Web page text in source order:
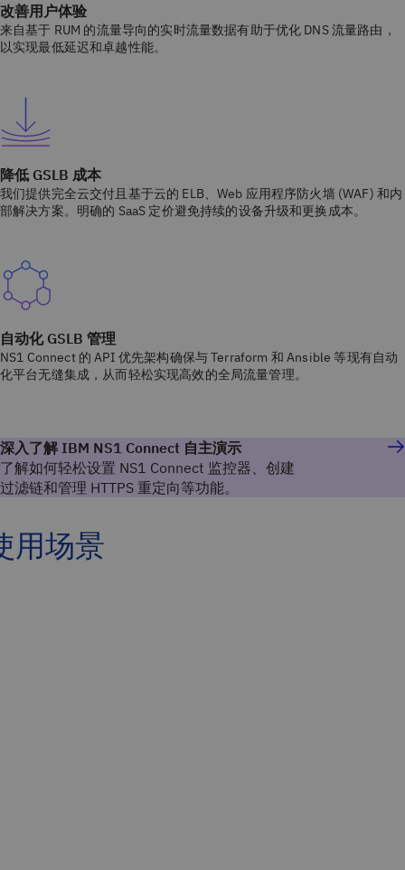
改善用户体验
来自基于 RUM 的流量导向的实时流量数据有助于优化 DNS 流量路由，
以实现最低延迟和卓越性能。
降低 GSLB 成本
我们提供完全云交付且基于云的 ELB、Web 应用程序防火墙 (WAF) 和内
部解决方案。明确的 SaaS 定价避免持续的设备升级和更换成本。
自动化 GSLB 管理
NS1 Connect 的 API 优先架构确保与 Terraform 和 Ansible 等现有自动
化平台无缝集成，从而轻松实现高效的全局流量管理。
深入了解 IBM NS1 Connect 自主演示
了解如何轻松设置 NS1 Connect 监控器、创建
过滤链和管理 HTTPS 重定向等功能。
用场景